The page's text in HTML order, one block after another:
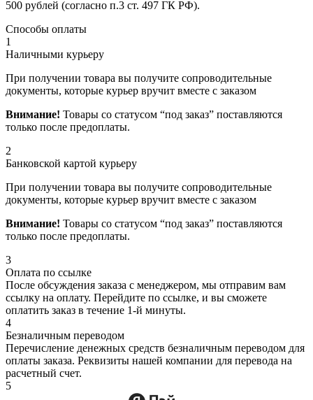
500 рублей (согласно п.3 ст. 497 ГК РФ).
Способы оплаты
1
Наличными курьеру
При получении товара вы получите сопроводительные
документы, которые курьер вручит вместе с заказом
Внимание! Товары со статусом “под заказ” поставляются
только после предоплаты.
2
Банковской картой курьеру
При получении товара вы получите сопроводительные
документы, которые курьер вручит вместе с заказом
Внимание! Товары со статусом “под заказ” поставляются
только после предоплаты.
3
Оплата по ссылке
После обсуждения заказа с менеджером, мы отправим вам
ссылку на оплату. Перейдите по ссылке, и вы сможете
оплатить заказ в течение 1-й минуты.
4
Безналичным переводом
Перечисление денежных средств безналичным переводом для
оплаты заказа. Реквизиты нашей компании для перевода на
расчетный счет.
5